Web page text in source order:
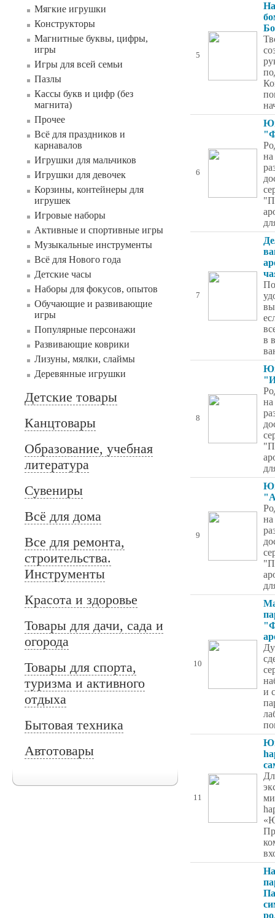
Мягкие игрушки
Конструкторы
Магнитные буквы, цифры,
игры
Игры для всей семьи
Пазлы
Кассы букв и цифр (без
магнита)
Прочее
Всё для праздников и
карнавалов
Игрушки для мальчиков
Игрушки для девочек
Корзины, контейнеры для
игрушек
Игровые наборы
Активные и спортивные игры
Музыкальные инструменты
Всё для Нового года
Детские часы
Наборы для фокусов, опытов
Обучающие и развивающие
игры
Популярные персонажи
Развивающие коврики
Лизуны, мялки, слаймы
Деревянные игрушки
Детские товары
Канцтовары
Образование, учебная
литература
Сувениры
Всё для дома
Все для ремонта,
строительства.
Инструменты
Красота и здоровье
Товары для дачи, сада и
огорода
Товары для спорта,
туризма и активного
отдыха
Бытовая техника
Автотовары
5
6
на
7
в
8
на
9
на
10
и
11